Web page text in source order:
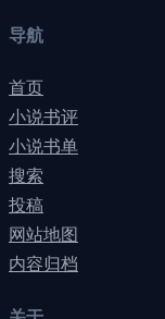
导航
首页
小说书评
小说书单
搜索
投稿
网站地图
内容归档